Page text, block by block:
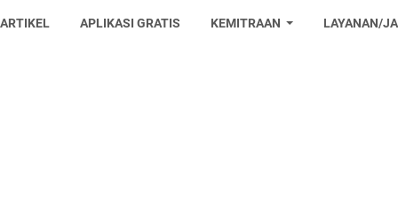
APLIKASI GRATIS KEMITRAAN LAYANAN/